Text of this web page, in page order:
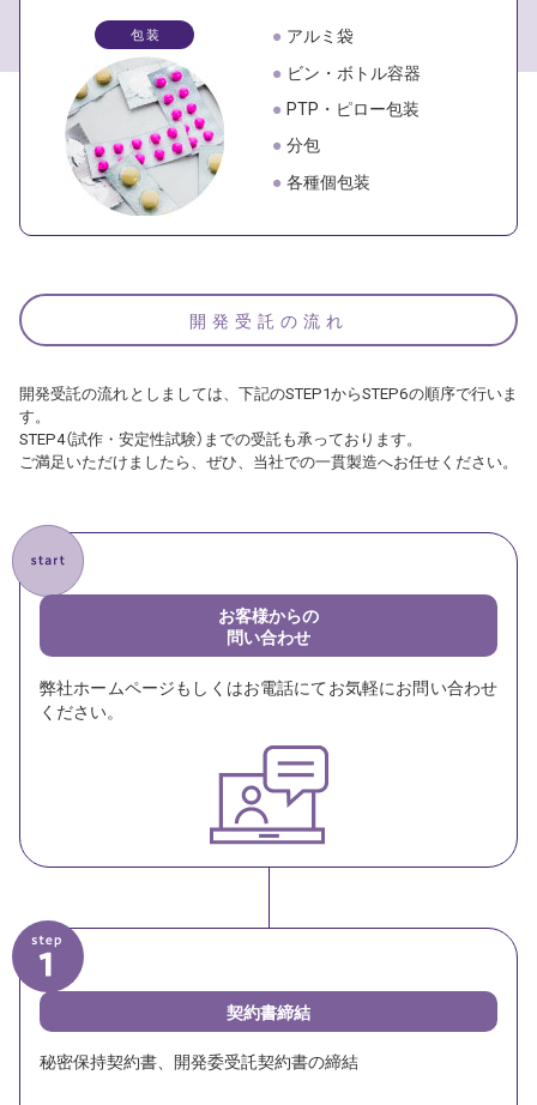
包 装 ● アルミ袋
● ビン・ボトル容器
● PTP・ピロー包装
● 分包
● 各種個包装
開発受託の流れ
開発受託の流れとしましては、下記のSTEP1からSTEP6の順序で行いま
す。
STEP4（試作・安定性試験）までの受託も承っております。
ご満足いただけましたら、ぜひ、当社での一貫製造へお任せください。
お客様からの
問い合わせ
弊社ホームページもしくはお電話にてお気軽にお問い合わせ
ください。
契約書締結
秘密保持契約書、開発委受託契約書の締結